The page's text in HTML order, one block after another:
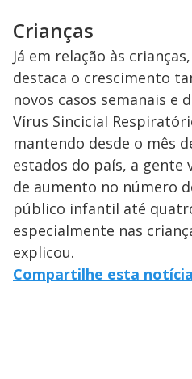
Crianças
Já em relação às
destaca o crescimento
novos casos semanais e
Vírus Sincicial
mantendo desde o mês
estados do país, a
de aumento no número
público infantil até
especialmente nas
explicou.
Compartilhe esta